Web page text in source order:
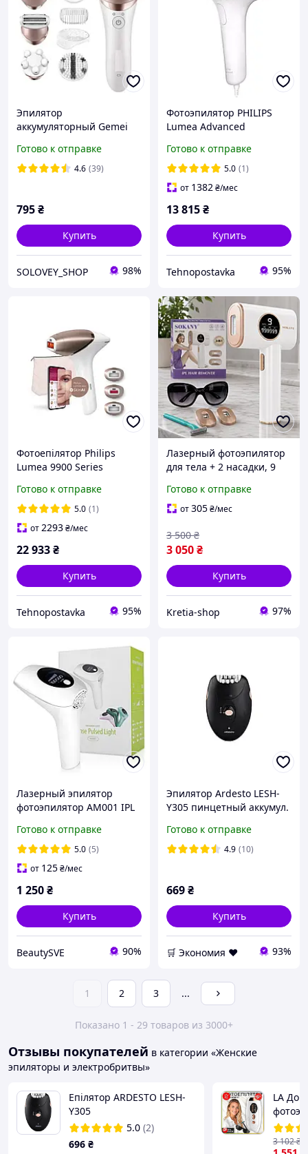
Эпилятор
аккумуляторный Gemei
2104618442 D12-2026
Готово к отправке
4.6 (39)
795₴
Купить
SOLOVEY_SHOP 98%
Фотоэпилятор PHILIPS
Lumea Advanced
Готово к отправке
5.0 (1)
от 1382₴/мес
13 815₴
Купить
Tehnopostavka 95%
Фотоепілятор Philips
Lumea 9900 Series
SkinAI 3 насадки
Готово к отправке
5.0 (1)
от2293₴/мес
22 933₴
Купить
Tehnopostavka 95%
Лазерный фотоэпилятор
для тела + 2 насадки, 9
Белый / Эпилятор для
бикини / Фотоэпилятор
Готово к отправке
от305₴/мес
3 050₴
3 500 ₴
Купить
Kretia-shop 97%
Лазерный эпилятор
фотоэпилятор АМ001 IPL
лица и тела
Готово к отправке
5.0 (5)
от 125₴/мес
1 250₴
Купить
BeautySVE 90%
Эпилятор Ardesto LESH-
Y305 пинцетный аккумул.
черный
Готово к отправке
4.9 (10)
669₴
Купить
🛒 Экономия ❤️ 93%
1 2 3 ...
Показано 1 - 29 товаров из 3000+
Отзывы покупателей в категории «Женские
эпиляторы и электробритвы»
Епілятор ARDESTO LESH-
Y305
5.0 (2)
696 ₴
LA
Offer с
3 102₴